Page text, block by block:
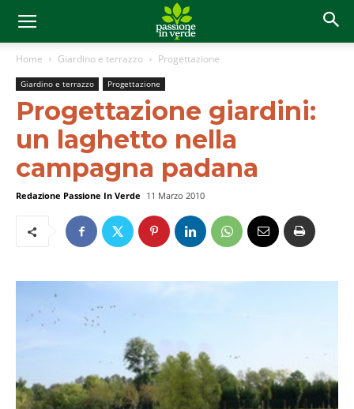
Home Giardino e terrazzo Progettazione
Giardino e terrazzo Progettazione
Progettazione giardini:
un laghetto nella
campagna padana
Redazione Passione In Verde 11 Marzo 2010